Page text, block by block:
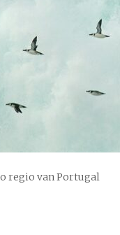
regio van Portugal